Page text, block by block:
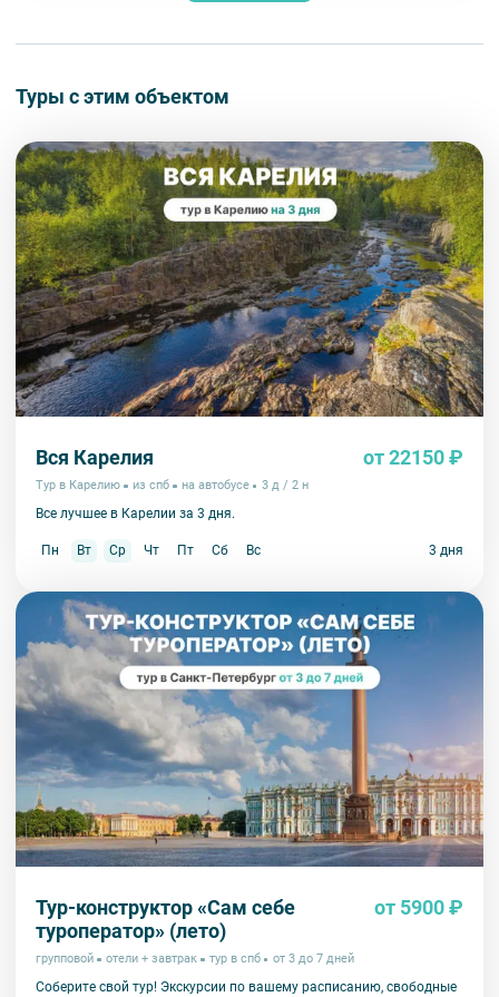
Туры с этим объектом
Вся Карелия от 22150 ₽
Тур в Карелию из спб на автобусе 3 д / 2 н
Все лучшее в Карелии за 3 дня.
Пн Вт Ср Чт Пт Сб Вс 3 дня
Тур-конструктор «Сам себе
туроператор» (лето)
от 5900 ₽
групповой отели + завтрак тур в спб от 3 до 7 дней
Соберите свой тур! Экскурсии по вашему расписанию, свободные